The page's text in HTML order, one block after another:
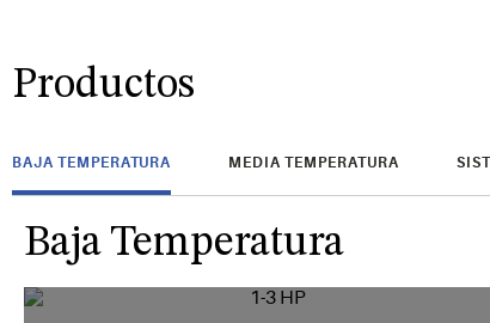
Productos
BAJA TEMPERATURA MEDIA TEMPERATURA
Baja Temperatura